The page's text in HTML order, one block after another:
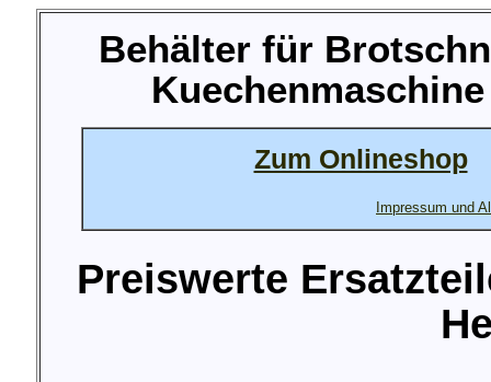
Behälter für
Zum Onlineshop
Impressum und
Preiswerte